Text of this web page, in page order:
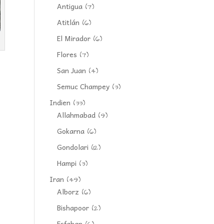
Antigua (7)
Atitlán (6)
El Mirador (6)
Flores (7)
San Juan (4)
Semuc Champey (3)
Indien (33)
Allahmabad (9)
Gokarna (6)
Gondolari (12)
Hampi (3)
Iran (49)
Alborz (6)
Bishapoor (2)